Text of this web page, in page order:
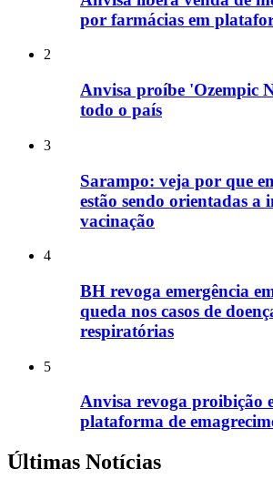
por farmácias em
2
Anvisa proíbe 'Ozempic
todo o país
3
Sarampo: veja por que
estão sendo orientadas a
vacinação
4
BH revoga emergência
queda nos casos de
respiratórias
5
Anvisa revoga proibição
plataforma de
Últimas Notícias